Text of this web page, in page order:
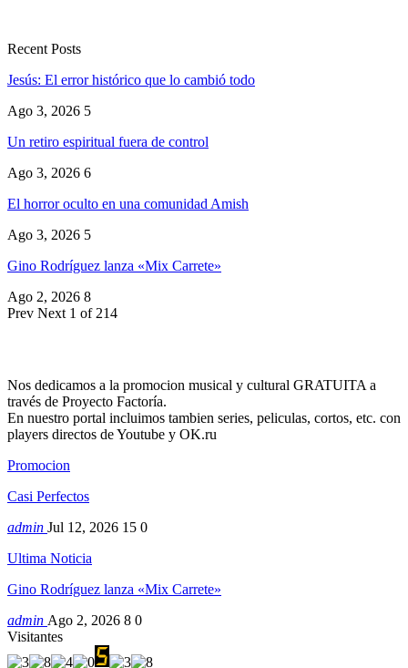
Recent Posts
Jesús: El error histórico que lo cambió todo
Ago 3, 2026 5
Un retiro espiritual fuera de control
Ago 3, 2026 6
El horror oculto en una comunidad Amish
Ago 3, 2026 5
Gino Rodríguez lanza «Mix Carrete»
Ago 2, 2026 8
Prev Next 1 of 214
Nos dedicamos a la promocion musical y cultural GRATUITA a
través de Proyecto Factoría.
En nuestro portal incluimos tambien series, peliculas, cortos, etc. con
players directos de Youtube y OK.ru
Promocion
Casi Perfectos
admin Jul 12, 2026 15 0
Ultima Noticia
Gino Rodríguez lanza «Mix Carrete»
admin Ago 2, 2026 8 0
Visitantes